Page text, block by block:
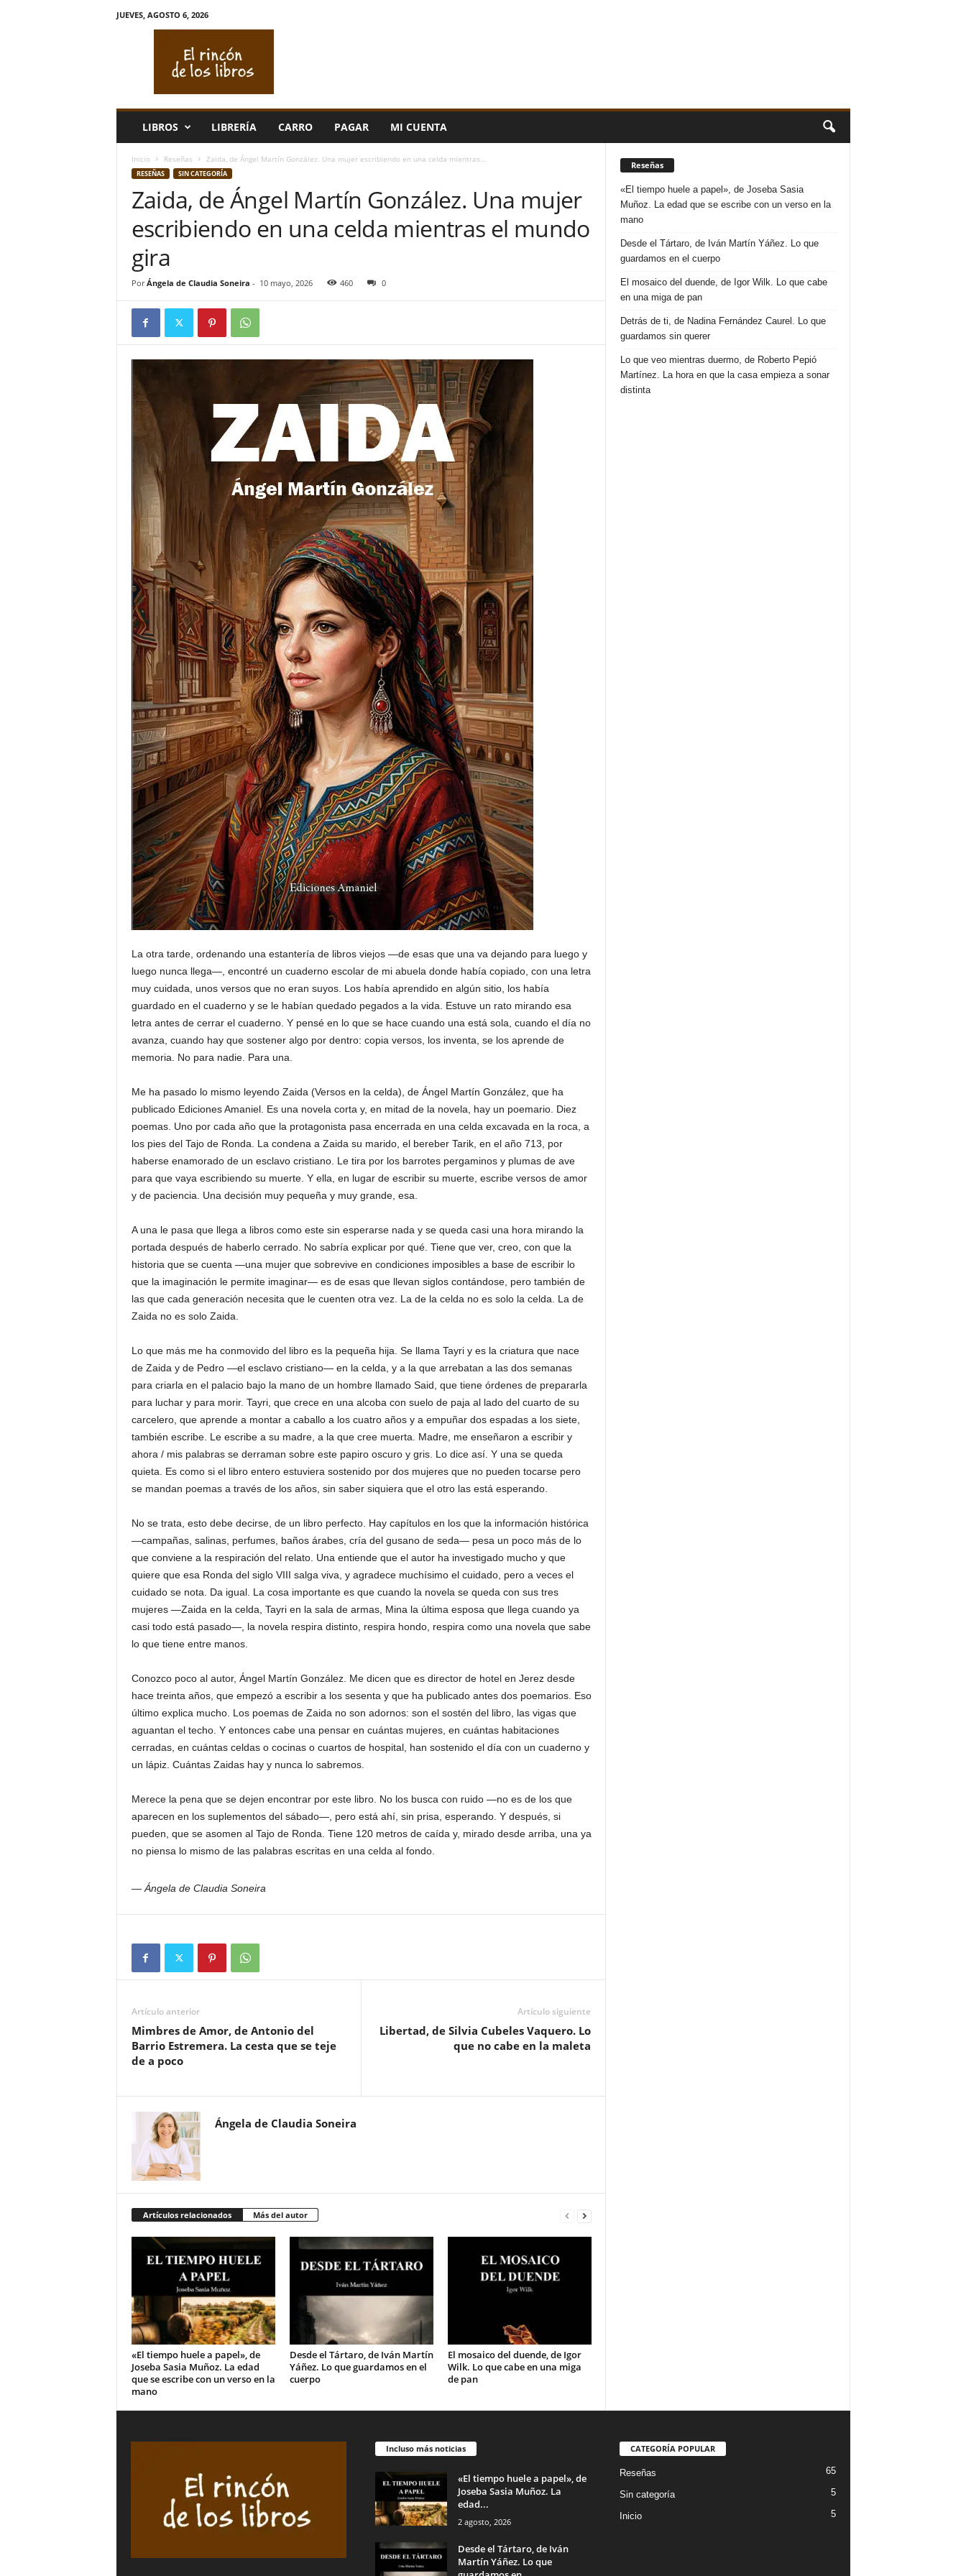
JUEVES, AGOSTO 6, 2026
s
LIBROS LIBRERÍA CARRO PAGAR MI CUENTA
Inicio Reseñas Zaida, de Ángel Martín González. Una mujer escribiendo en una celda mientras...
RESEÑAS SIN CATEGORÍA
Zaida, de Ángel Martín González. Una mujer
escribiendo en una celda mientras el mundo
gira
Por Ángela de Claudia Soneira - 10 mayo, 2026 460 0
La otra tarde, ordenando una estantería de libros viejos —de esas que una va dejando para luego y
luego nunca llega—, encontré un cuaderno escolar de mi abuela donde había copiado, con una letra
muy cuidada, unos versos que no eran suyos. Los había aprendido en algún sitio, los había
guardado en el cuaderno y se le habían quedado pegados a la vida. Estuve un rato mirando esa
letra antes de cerrar el cuaderno. Y pensé en lo que se hace cuando una está sola, cuando el día no
avanza, cuando hay que sostener algo por dentro: copia versos, los inventa, se los aprende de
memoria. No para nadie. Para una.
Me ha pasado lo mismo leyendo Zaida (Versos en la celda), de Ángel Martín González, que ha
publicado Ediciones Amaniel. Es una novela corta y, en mitad de la novela, hay un poemario. Diez
poemas. Uno por cada año que la protagonista pasa encerrada en una celda excavada en la roca, a
los pies del Tajo de Ronda. La condena a Zaida su marido, el bereber Tarik, en el año 713, por
haberse enamorado de un esclavo cristiano. Le tira por los barrotes pergaminos y plumas de ave
para que vaya escribiendo su muerte. Y ella, en lugar de escribir su muerte, escribe versos de amor
y de paciencia. Una decisión muy pequeña y muy grande, esa.
A una le pasa que llega a libros como este sin esperarse nada y se queda casi una hora mirando la
portada después de haberlo cerrado. No sabría explicar por qué. Tiene que ver, creo, con que la
historia que se cuenta —una mujer que sobrevive en condiciones imposibles a base de escribir lo
que la imaginación le permite imaginar— es de esas que llevan siglos contándose, pero también de
las que cada generación necesita que le cuenten otra vez. La de la celda no es solo la celda. La de
Zaida no es solo Zaida.
Lo que más me ha conmovido del libro es la pequeña hija. Se llama Tayri y es la criatura que nace
de Zaida y de Pedro —el esclavo cristiano— en la celda, y a la que arrebatan a las dos semanas
para criarla en el palacio bajo la mano de un hombre llamado Said, que tiene órdenes de prepararla
para luchar y para morir. Tayri, que crece en una alcoba con suelo de paja al lado del cuarto de su
carcelero, que aprende a montar a caballo a los cuatro años y a empuñar dos espadas a los siete,
también escribe. Le escribe a su madre, a la que cree muerta. Madre, me enseñaron a escribir y
ahora / mis palabras se derraman sobre este papiro oscuro y gris. Lo dice así. Y una se queda
quieta. Es como si el libro entero estuviera sostenido por dos mujeres que no pueden tocarse pero
se mandan poemas a través de los años, sin saber siquiera que el otro las está esperando.
No se trata, esto debe decirse, de un libro perfecto. Hay capítulos en los que la información histórica
—campañas, salinas, perfumes, baños árabes, cría del gusano de seda— pesa un poco más de lo
que conviene a la respiración del relato. Una entiende que el autor ha investigado mucho y que
quiere que esa Ronda del siglo VIII salga viva, y agradece muchísimo el cuidado, pero a veces el
cuidado se nota. Da igual. La cosa importante es que cuando la novela se queda con sus tres
mujeres —Zaida en la celda, Tayri en la sala de armas, Mina la última esposa que llega cuando ya
casi todo está pasado—, la novela respira distinto, respira hondo, respira como una novela que sabe
lo que tiene entre manos.
Conozco poco al autor, Ángel Martín González. Me dicen que es director de hotel en Jerez desde
hace treinta años, que empezó a escribir a los sesenta y que ha publicado antes dos poemarios. Eso
último explica mucho. Los poemas de Zaida no son adornos: son el sostén del libro, las vigas que
aguantan el techo. Y entonces cabe una pensar en cuántas mujeres, en cuántas habitaciones
cerradas, en cuántas celdas o cocinas o cuartos de hospital, han sostenido el día con un cuaderno y
un lápiz. Cuántas Zaidas hay y nunca lo sabremos.
Merece la pena que se dejen encontrar por este libro. No los busca con ruido —no es de los que
aparecen en los suplementos del sábado—, pero está ahí, sin prisa, esperando. Y después, si
pueden, que se asomen al Tajo de Ronda. Tiene 120 metros de caída y, mirado desde arriba, una ya
no piensa lo mismo de las palabras escritas en una celda al fondo.
— Ángela de Claudia Soneira
Artículo anterior
Mimbres de Amor, de Antonio del
Barrio Estremera. La cesta que se teje
de a poco
Artículo siguiente
Libertad, de Silvia Cubeles Vaquero. Lo
que no cabe en la maleta
Ángela de Claudia Soneira
Artículos relacionados Más del autor
«El tiempo huele a papel», de
Joseba Sasia Muñoz. La edad
que se escribe con un verso en la
mano
Desde el Tártaro, de Iván Martín
Yáñez. Lo que guardamos en el
cuerpo
El mosaico del duende, de Igor
Wilk. Lo que cabe en una miga
de pan
Reseñas
«El tiempo huele a papel», de Joseba Sasia
Muñoz. La edad que se escribe con un verso en la
mano
Desde el Tártaro, de Iván Martín Yáñez. Lo que
guardamos en el cuerpo
El mosaico del duende, de Igor Wilk. Lo que cabe
en una miga de pan
Detrás de ti, de Nadina Fernández Caurel. Lo que
guardamos sin querer
Lo que veo mientras duermo, de Roberto Pepió
Martínez. La hora en que la casa empieza a sonar
distinta
Incluso más noticias
«El tiempo huele a papel», de
Joseba Sasia Muñoz. La
edad...
2 agosto, 2026
Desde el Tártaro, de Iván
Martín Yáñez. Lo que
CATEGORÍA POPULAR
Reseñas 65
Sin categoría 5
Inicio 5